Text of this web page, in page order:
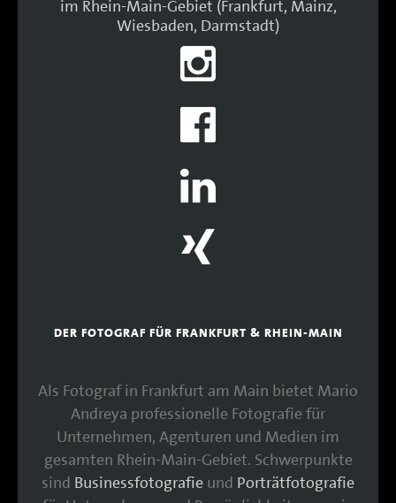
DER FOTOGRAF FÜR FRANKFURT & RHEIN-MAIN
Als Fotograf in Frankfurt am Main bietet Mario
Andreya professionelle Fotografie für
Unternehmen, Agenturen und Medien im
gesamten Rhein-Main-Gebiet. Schwerpunkte
sind Businessfotografie und Porträtfotografie